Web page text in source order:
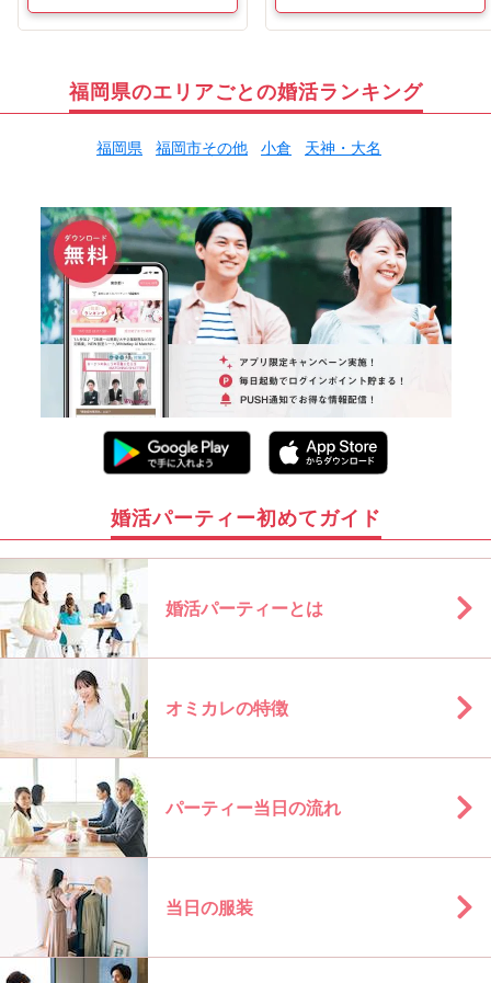
福岡県のエリアごとの婚活ランキング
福岡県 福岡市その他 小倉 天神・大名
婚活パーティー初めてガイド
婚活パーティーとは
オミカレの特徴
パーティー当日の流れ
当日の服装